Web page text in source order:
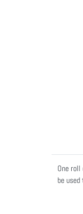
One
be